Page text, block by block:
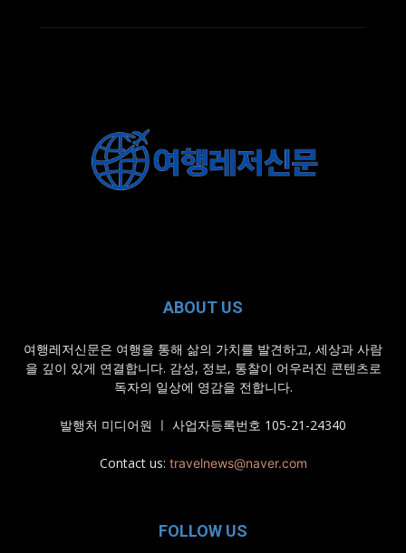
ABOUT US
여행레저신문은 여행을 통해 삶의 가치를 발견하고, 세상과 사람
을 깊이 있게 연결합니다. 감성, 정보, 통찰이 어우러진 콘텐츠로
독자의 일상에 영감을 전합니다.
발행처 미디어원 ㅣ 사업자등록번호 105-21-24340
Contact us: travelnews@naver.com
FOLLOW US